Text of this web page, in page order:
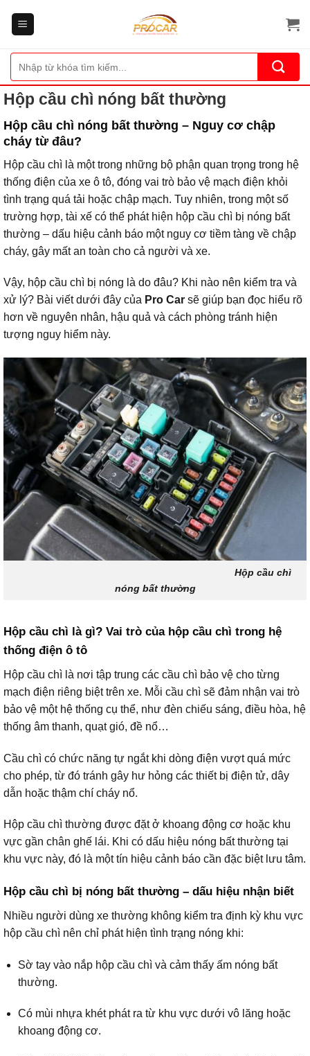
kiếm:
Hộp cầu chì nóng bất thường
Hộp cầu chì nóng bất thường – Nguy cơ chập
cháy từ đâu?
Hộp cầu chì là một trong những bộ phận quan trọng trong hệ
thống điện của xe ô tô, đóng vai trò bảo vệ mạch điện khỏi
tình trạng quá tải hoặc chập mạch. Tuy nhiên, trong một số
trường hợp, tài xế có thể phát hiện hộp cầu chì bị nóng bất
thường – dấu hiệu cảnh báo một nguy cơ tiềm tàng về chập
cháy, gây mất an toàn cho cả người và xe.
Vậy, hộp cầu chì bị nóng là do đâu? Khi nào nên kiểm tra và
xử lý? Bài viết dưới đây của Pro Car sẽ giúp bạn đọc hiểu rõ
hơn về nguyên nhân, hậu quả và cách phòng tránh hiện
tượng nguy hiểm này.
Hộp cầu chì
nóng bất thường
Hộp cầu chì là gì? Vai trò của hộp cầu chì trong hệ
thống điện ô tô
Hộp cầu chì là nơi tập trung các cầu chì bảo vệ cho từng
mạch điện riêng biệt trên xe. Mỗi cầu chì sẽ đảm nhận vai trò
bảo vệ một hệ thống cụ thể, như đèn chiếu sáng, điều hòa, hệ
thống âm thanh, quạt gió, đề nổ…
Cầu chì có chức năng tự ngắt khi dòng điện vượt quá mức
cho phép, từ đó tránh gây hư hỏng các thiết bị điện tử, dây
dẫn hoặc thậm chí cháy nổ.
Hộp cầu chì thường được đặt ở khoang động cơ hoặc khu
vực gần chân ghế lái. Khi có dấu hiệu nóng bất thường tại
khu vực này, đó là một tín hiệu cảnh báo cần đặc biệt lưu tâm.
Hộp cầu chì bị nóng bất thường – dấu hiệu nhận biết
Nhiều người dùng xe thường không kiểm tra định kỳ khu vực
hộp cầu chì nên chỉ phát hiện tình trạng nóng khi:
Sờ tay vào nắp hộp cầu chì và cảm thấy ấm nóng bất
thường.
Có mùi nhựa khét phát ra từ khu vực dưới vô lăng hoặc
khoang động cơ.